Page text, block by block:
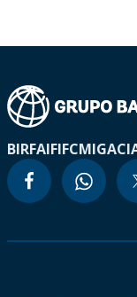
BIRFAIFIFCMIGA